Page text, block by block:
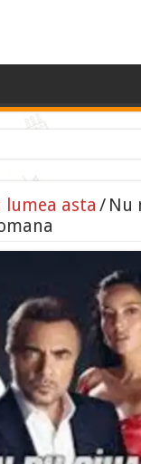
asta / Nu